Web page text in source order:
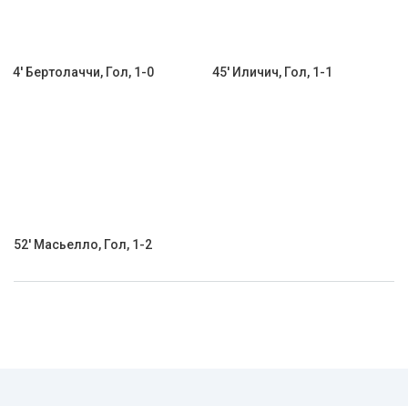
4' Бертолаччи, Гол, 1-0 45' Иличич, Гол, 1-1
52' Масьелло, Гол, 1-2